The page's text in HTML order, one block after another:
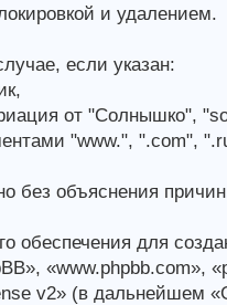
и удалением.
если указан:
от "Солнышко",
"www.", ".com",
без объяснения
обеспечения для
«www.phpbb.com»,
v2» (в дальнейшем